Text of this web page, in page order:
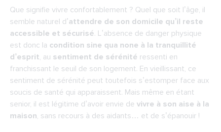
douche, un cheminement nécessaire et
bénéfique
Retrouver du confort grâce aux
accessoires ergonomiques
Le design d’une douche senior tout confort,
pensé pour transformer votre salle de bains en
un élégant cocon
Nos propositions d’adaptation, pour des
douches pour seniors flexibles, évolutives et
Que signifie vivre confortablement ? Quel que soit l’âge, il
semble naturel d’attendre de son domicile qu’il reste
accessible et sécurisé. L’absence de danger physique
est donc la condition sine qua none à la tranquillité
d’esprit, au sentiment de sérénité ressenti en
franchissant le seuil de son logement. En vieillissant, ce
sentiment de sérénité peut toutefois s’estomper face aux
soucis de santé qui apparaissent. Mais même en étant
senior, il est légitime d’avoir envie de vivre à son aise à la
maison, sans recours à des aidants… et de s’épanouir !